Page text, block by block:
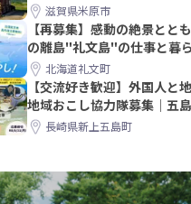
滋賀県米原市
【再募集】感動の絶景とと
の離島"礼文島"の仕事と暮
北海道礼文町
【交流好き歓迎】外国人と
地域おこし協力隊募集｜五
島町長崎県新上五島町